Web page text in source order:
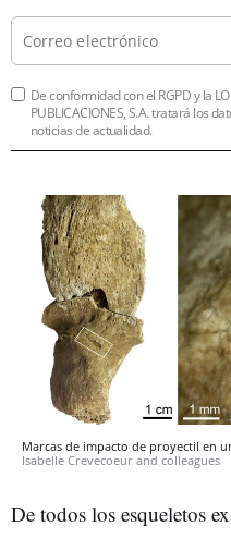
De conformidad con el RGPD y la
PUBLICACIONES, S.A. tratará los
noticias de actualidad.
Marcas de impacto de proyectil en
Isabelle Crevecoeur and colleagues
De todos los esqueletos